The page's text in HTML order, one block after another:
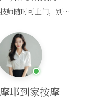
技师随时可上门，别啰嗦，赶紧约！
摩耶到家按摩